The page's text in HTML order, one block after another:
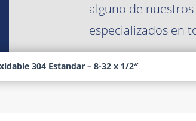
alguno de
especializados en
304 Estandar – 8-32 x 1/2″